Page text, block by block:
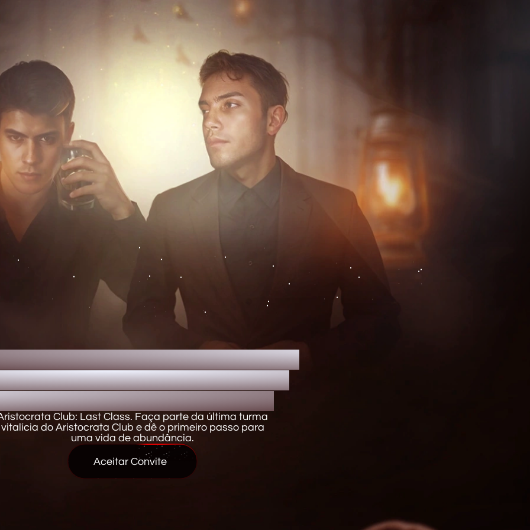
COMUNIDADE DIGITAL
BRASIL ESTÁ ABRINDO AS
PELA ÚLTIMA VEZ.
Club: Last Class. Faça parte da última turma
vitalícia do Aristocrata Club e dê o primeiro passo para
uma vida de abundância.
Aceitar Convite